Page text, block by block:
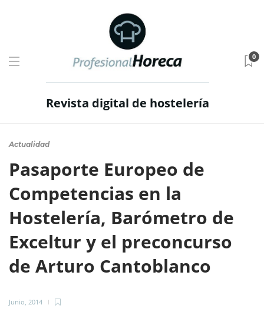
Revista digital de hostelería
0
Actualidad
Pasaporte Europeo de
Competencias en la
Hostelería, Barómetro de
Exceltur y el preconcurso
de Arturo Cantoblanco
Junio, 2014